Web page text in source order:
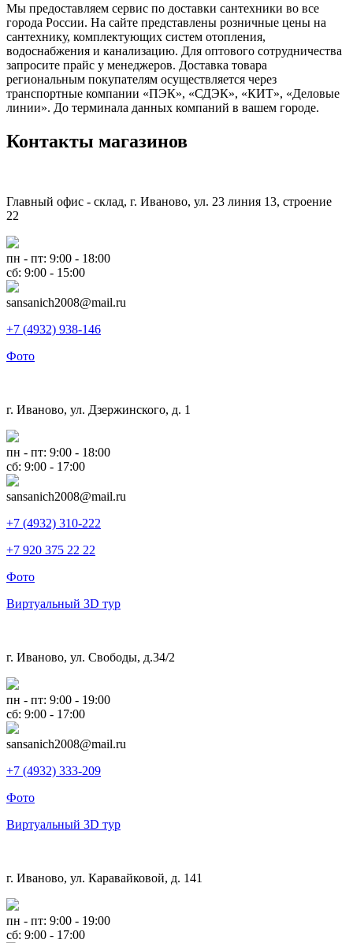
Мы предоставляем сервис по доставки сантехники во все
города России. На сайте представлены розничные цены на
сантехнику, комплектующих систем отопления,
водоснабжения и канализацию. Для оптового сотрудничества
запросите прайс у менеджеров. Доставка товара
региональным покупателям осуществляется через
транспортные компании «ПЭК», «СДЭК», «КИТ», «Деловые
линии». До терминала данных компаний в вашем городе.
Контакты магазинов
Главный офис - склад, г. Иваново, ул. 23 линия 13, строение
22
пн - пт: 9:00 - 18:00
сб: 9:00 - 15:00
sansanich2008@mail.ru
+7 (4932) 938-146
Фото
г. Иваново, ул. Дзержинского, д. 1
пн - пт: 9:00 - 18:00
сб: 9:00 - 17:00
sansanich2008@mail.ru
+7 (4932) 310-222
+7 920 375 22 22
Фото
Виртуальный 3D тур
г. Иваново, ул. Свободы, д.34/2
пн - пт: 9:00 - 19:00
сб: 9:00 - 17:00
sansanich2008@mail.ru
+7 (4932) 333-209
Фото
Виртуальный 3D тур
г. Иваново, ул. Каравайковой, д. 141
пн - пт: 9:00 - 19:00
сб: 9:00 - 17:00